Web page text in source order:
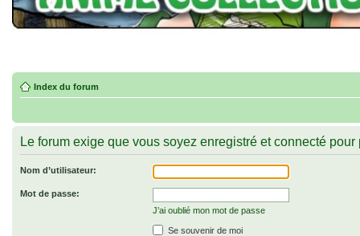
Index du forum
Le forum exige que vous soyez enregistré et connecté
Nom d’utilisateur:
Mot de passe:
J’ai oublié mon mot de passe
Se souvenir de moi